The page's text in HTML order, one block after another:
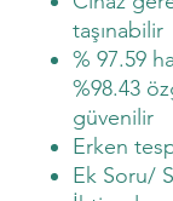
taşınabilir
% 97.59
%98.43
güvenilir
Erken
Ek Soru/